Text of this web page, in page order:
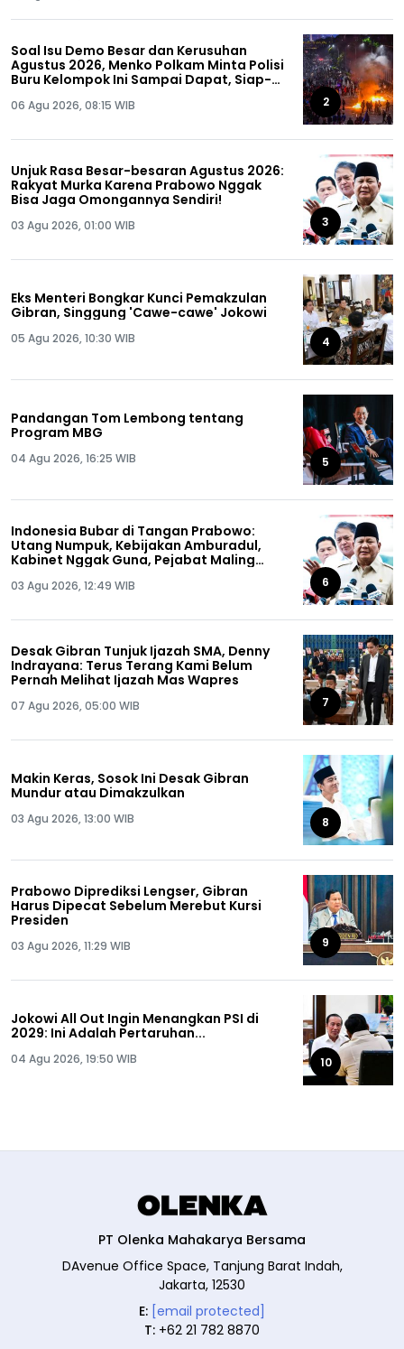
Soal Isu Demo Besar dan Kerusuhan
Agustus 2026, Menko Polkam Minta Polisi
Buru Kelompok Ini Sampai Dapat, Siap-
06 Agu 2026, 08:15 WIB 2
Unjuk Rasa Besar-besaran Agustus 2026:
Rakyat Murka Karena Prabowo Nggak
Bisa Jaga Omongannya Sendiri!
03 Agu 2026, 01:00 WIB 3
Eks Menteri Bongkar Kunci Pemakzulan
Gibran, Singgung 'Cawe-cawe' Jokowi
05 Agu 2026, 10:30 WIB 4
Pandangan Tom Lembong tentang
Program MBG
04 Agu 2026, 16:25 WIB 5
Indonesia Bubar di Tangan Prabowo:
Utang Numpuk, Kebijakan Amburadul,
Kabinet Nggak Guna, Pejabat Maling
03 Agu 2026, 12:49 WIB 6
Desak Gibran Tunjuk Ijazah SMA, Denny
Indrayana: Terus Terang Kami Belum
Pernah Melihat Ijazah Mas Wapres
07 Agu 2026, 05:00 WIB 7
Makin Keras, Sosok Ini Desak Gibran
Mundur atau Dimakzulkan
03 Agu 2026, 13:00 WIB 8
Prabowo Diprediksi Lengser, Gibran
Harus Dipecat Sebelum Merebut Kursi
Presiden
03 Agu 2026, 11:29 WIB 9
Jokowi All Out Ingin Menangkan PSI di
2029: Ini Adalah Pertaruhan...
04 Agu 2026, 19:50 WIB 10
PT Olenka Mahakarya Bersama
DAvenue Office Space, Tanjung Barat Indah,
Jakarta, 12530
E: [email protected]
T: +62 21 782 8870